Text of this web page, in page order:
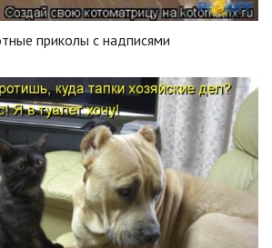
приколы с надписями